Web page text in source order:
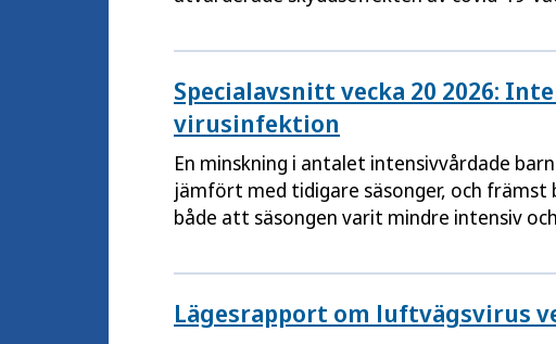
Specialavsnitt vecka 20 2026:
virusinfektion
En minskning i antalet intensivvårdade
jämfört med tidigare säsonger, och främst
både att säsongen varit mindre intensiv
Lägesrapport om luftvägsvirus